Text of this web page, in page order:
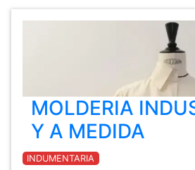
MOLDERIA
Y A MEDIDA
INDUMENTARIA